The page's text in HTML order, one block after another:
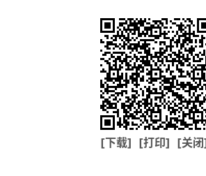
[下载] [打印] [关